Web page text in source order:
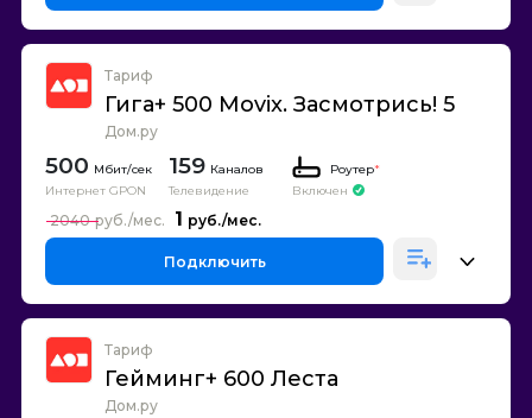
Тариф
Гига+ 500 Movix. Засмотрись! 5
Дом.ру
500
Интернет GPON
159 Каналов
Телевидение
Роутер*
Включен
1
2040
Подключить
Тариф
Гейминг+ 600 Леста
Дом.ру